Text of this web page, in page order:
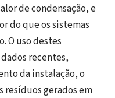
de condensação, e
do que os sistemas
O uso destes
recentes,
da instalação, o
resíduos gerados em